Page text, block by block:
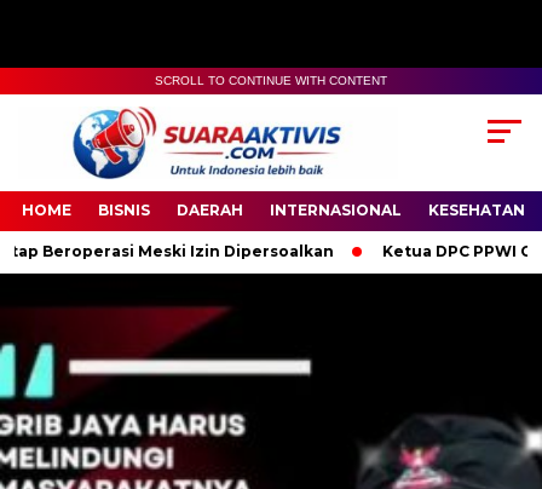
00:00
SCROLL TO CONTINUE WITH CONTENT
HOME BISNIS DAERAH INTERNASIONAL KESEHATAN
Izin Dipersoalkan Ketua DPC PPWI OKI Bersama